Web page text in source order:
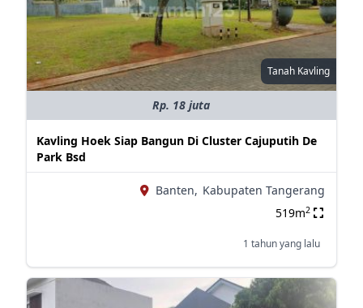
Tanah Kavling
Rp. 18 juta
Kavling Hoek Siap Bangun Di Cluster Cajuputih De
Park Bsd
Banten, Kabupaten Tangerang
519m2
1 tahun yang lalu